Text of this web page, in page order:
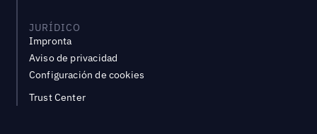
JURÍDICO
Impronta
Aviso de privacidad
Configuración de cookies
Trust Center